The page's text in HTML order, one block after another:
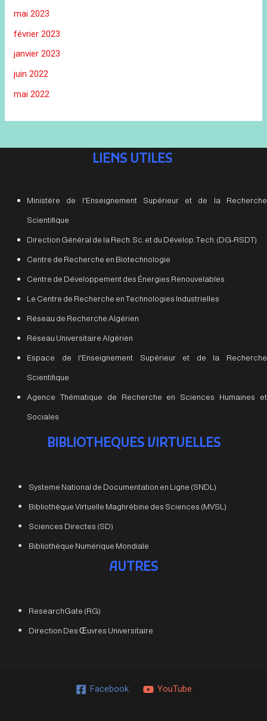
mai 2023
février 2023
janvier 2023
juin 2022
mai 2022
LIENS UTILES
Ministère de l'Enseignement Supérieur et de la Recherche
Scientifique
Direction Général de la Rech. Sc. et du Dévelop. Tech. (DG-RSDT)
Centre de Recherche en Biotechnologie
Centre de Développement des Énergies Renouvelables
Le Centre de Recherche en Technologies Industrielles
Réseau de Recherche Algérien
Réseau Universitaire Algérien
Espace de l'Enseignement Supérieur et de la Recherche
Scientifique
Agence Thématique de Recherche en Sciences Humaines et
Sociales
BIBLIOTHEQUES VIRTUELLES
Systeme National de Documentation en Ligne (SNDL)
Bibliothèque Virtuelle Maghrébine des Sciences (MVSL)
Sciences Directes (SD)
Bibliothèque Numérique Mondiale
AUTRES
ResearchGate (RG)
Direction Des Œuvres Universitaire
Facebook YouTube